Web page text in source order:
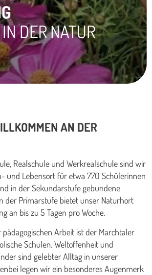
DER NATUR
AN DER
Realschule und Werkrealschule sind wir
und Lebensort für etwa 770 Schülerinnen
in der Sekundarstufe gebundene
der Primarstufe bietet unser Naturhort
an bis zu 5 Tagen pro Woche.
Arbeit ist der Marchtaler
Schulen. Weltoffenheit und
sind gelebter Alltag in unserer
legen wir ein besonderes Augenmerk